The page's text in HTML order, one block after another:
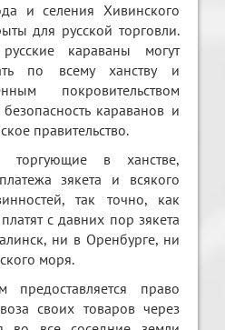
и селения Хивинского
для русской торговли.
караваны могут
по всему ханству и
покровительством
караванов и
правительство.
торгующие в ханстве,
зякета и всякого
так точно, как
с давних пор зякета
ни в Оренбурге, ни
моря.
предоставляется право
своих товаров через